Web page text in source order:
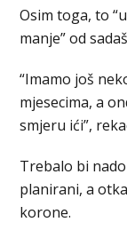
Osim toga, to
manje” od
“Imamo još
mjesecima, a
smjeru ići”,
Trebalo bi
planirani, a
korone.